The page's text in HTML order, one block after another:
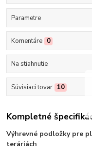
Parametre
Komentáre 0
Na stiahnutie
Súvisiaci tovar 10
Kompletné
Výhrevné podložky pre
teráriách